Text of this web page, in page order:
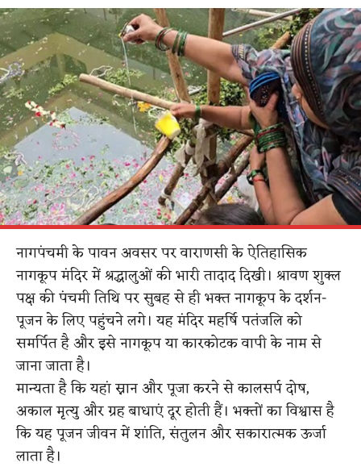
नागपंचमी के पावन अवसर पर वाराणसी के ऐतिहासिक
नागकूप मंदिर में श्रद्धालुओं की भारी तादाद दिखी। श्रावण शुक्ल
पक्ष की पंचमी तिथि पर सुबह से ही भक्त नागकूप के दर्शन-
पूजन के लिए पहुंचने लगे। यह मंदिर महर्षि पतंजलि को
समर्पित है और इसे नागकूप या कारकोटक वापी के नाम से
जाना जाता है।
मान्यता है कि यहां स्नान और पूजा करने से कालसर्प दोष,
अकाल मृत्यु और ग्रह बाधाएं दूर होती हैं। भक्तों का विश्वास है
कि यह पूजन जीवन में शांति, संतुलन और सकारात्मक ऊर्जा
लाता है।